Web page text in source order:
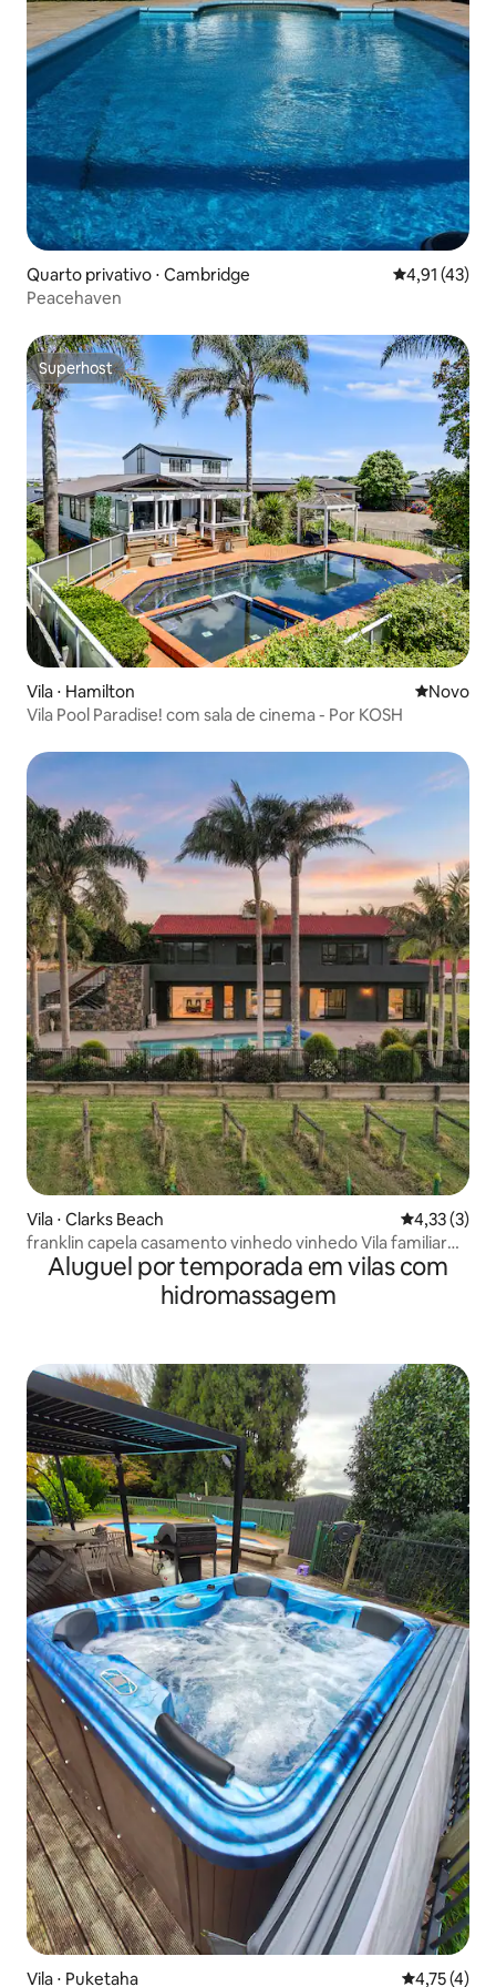
Quarto privativo ⋅ Cambridge 4,91 de uma
4,91 (43)
Peacehaven
Superhost
Superhost
Vila ⋅ Hamilton Novo
Novo
Vila Pool Paradise! com sala de cinema - Por KOSH
Vila ⋅ Clarks Beach 4,33 de
4,33 (3)
franklin capela casamento vinhedo vinhedo Vila familiar
aconchegante
Aluguel por temporada em vilas com
hidromassagem
Vila ⋅ Puketaha 4,75 de
4,75 (4)